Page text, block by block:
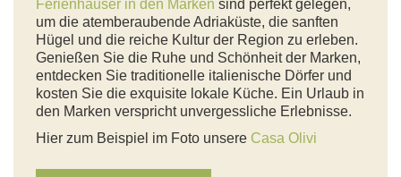
Ferienhäuser in den Marken sind perfekt gelegen,
um die atemberaubende Adriaküste, die sanften
Hügel und die reiche Kultur der Region zu erleben.
Genießen Sie die Ruhe und Schönheit der Marken,
entdecken Sie traditionelle italienische Dörfer und
kosten Sie die exquisite lokale Küche. Ein Urlaub in
den Marken verspricht unvergessliche Erlebnisse.
Hier zum Beispiel im Foto unsere Casa Olivi